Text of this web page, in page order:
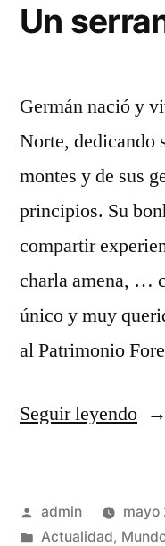
Un
Germán nació y
Norte, dedicando
montes y de sus
principios. Su
compartir
charla amena, …
único y muy
al Patrimonio
Seguir leyendo«Un
Publicado
por
admin
mayo
Publicado
Actualidad,